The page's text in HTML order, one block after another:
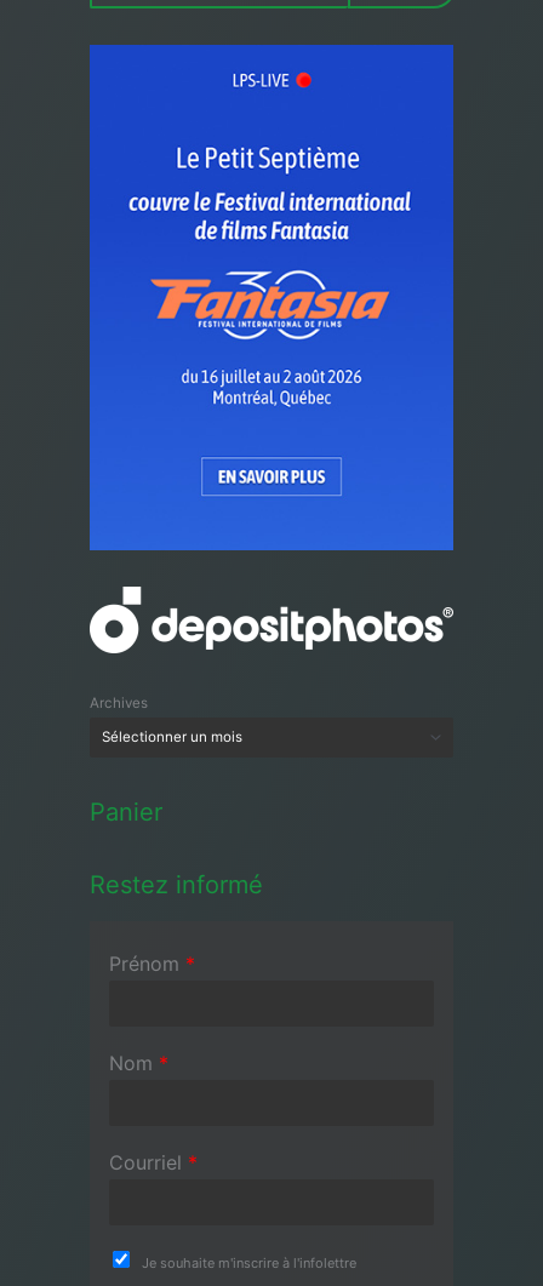
Archives
Panier
Restez informé
Prénom *
Nom *
Courriel *
Je souhaite m'inscrire à l'infolettre